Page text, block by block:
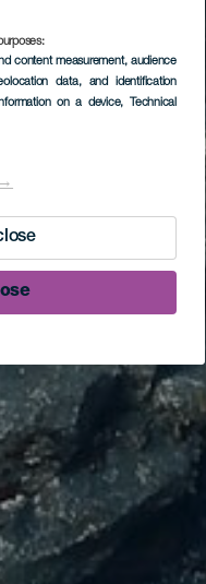
content measurement, audience
data, and identification
on a device, Technical
→